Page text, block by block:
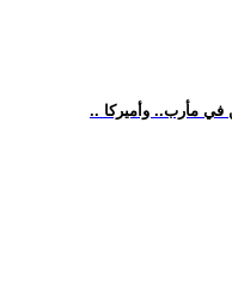
في مأرب.. وأميركا